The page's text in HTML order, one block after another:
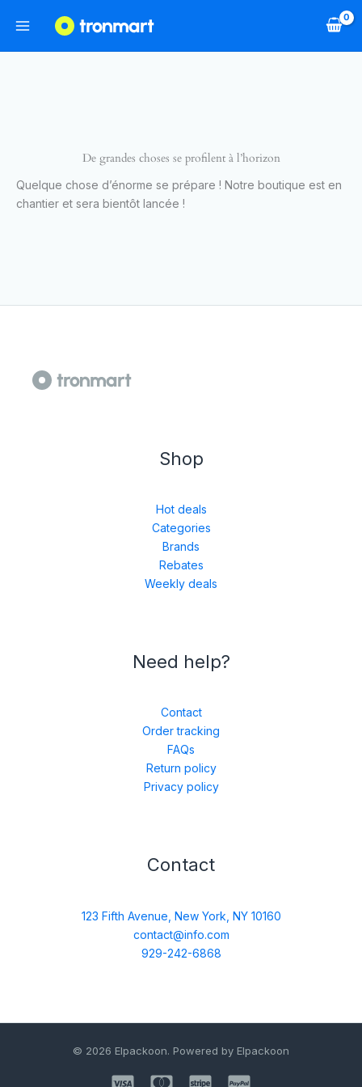
De grandes choses se profilent à l’horizon
Quelque chose d’énorme se prépare ! Notre boutique est en
chantier et sera bientôt lancée !
Shop
Hot deals
Categories
Brands
Rebates
Weekly deals
Need help?
Contact
Order tracking
FAQs
Return policy
Privacy policy
Contact
123 Fifth Avenue, New York, NY 10160
contact@info.com
929-242-6868
© 2026 Elpackoon. Powered by Elpackoon